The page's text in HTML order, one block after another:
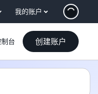
我的账户
台 创建账户